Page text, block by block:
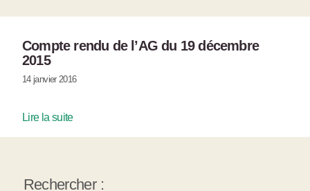
Compte rendu de l’AG du 19 décembre
2015
14 janvier 2016
Lire la suite
Rechercher :